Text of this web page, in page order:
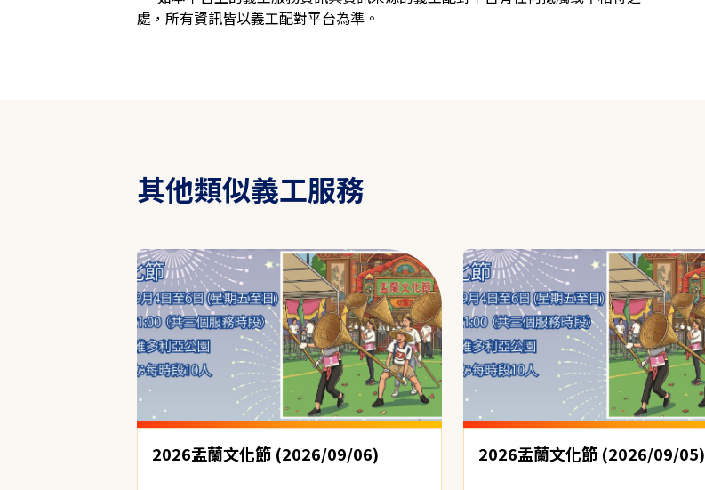
處，所有資訊皆以義工配對平台為準。
其他類似義工服務
2026盂蘭文化節 (2026/09/06) 2026盂蘭文化節 (2026/09/05)